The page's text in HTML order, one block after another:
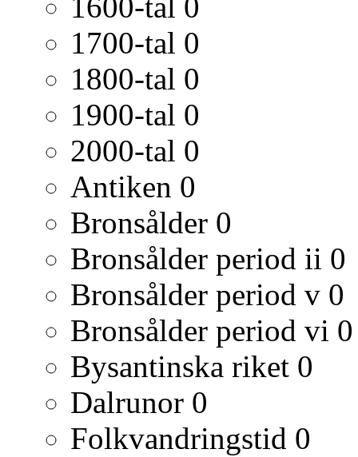
1700-tal 0
1800-tal 0
1900-tal 0
2000-tal 0
Antiken 0
Bronsålder 0
Bronsålder period ii 0
Bronsålder period v 0
Bronsålder period vi 0
Bysantinska riket 0
Dalrunor 0
Folkvandringstid 0